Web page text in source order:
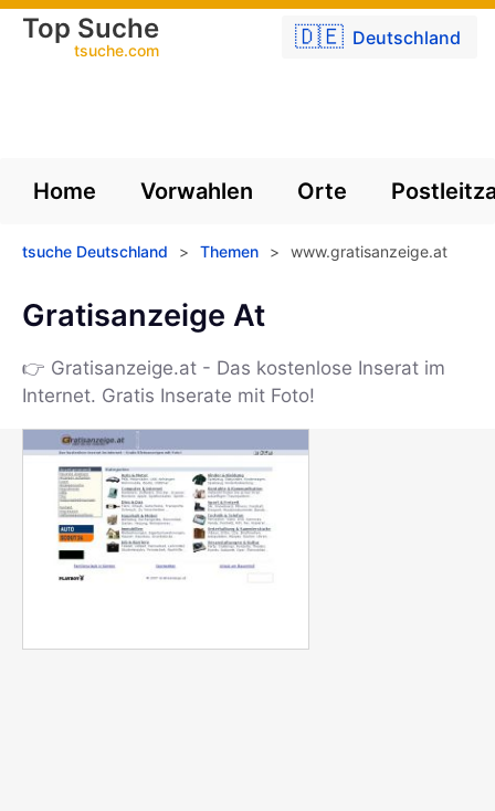
🇩🇪 Deutschland
Top Suche
tsuche.com
Home Vorwahlen Orte
tsuche Deutschland > Themen > www.gratisanzeige.at
Gratisanzeige At
👉 Gratisanzeige.at - Das kostenlose Inserat im
Internet. Gratis Inserate mit Foto!